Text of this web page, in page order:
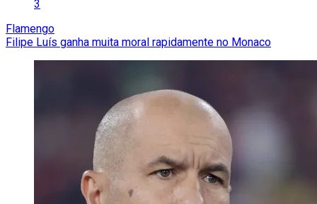
3
Flamengo
Filipe Luís ganha muita moral rapidamente no Monaco